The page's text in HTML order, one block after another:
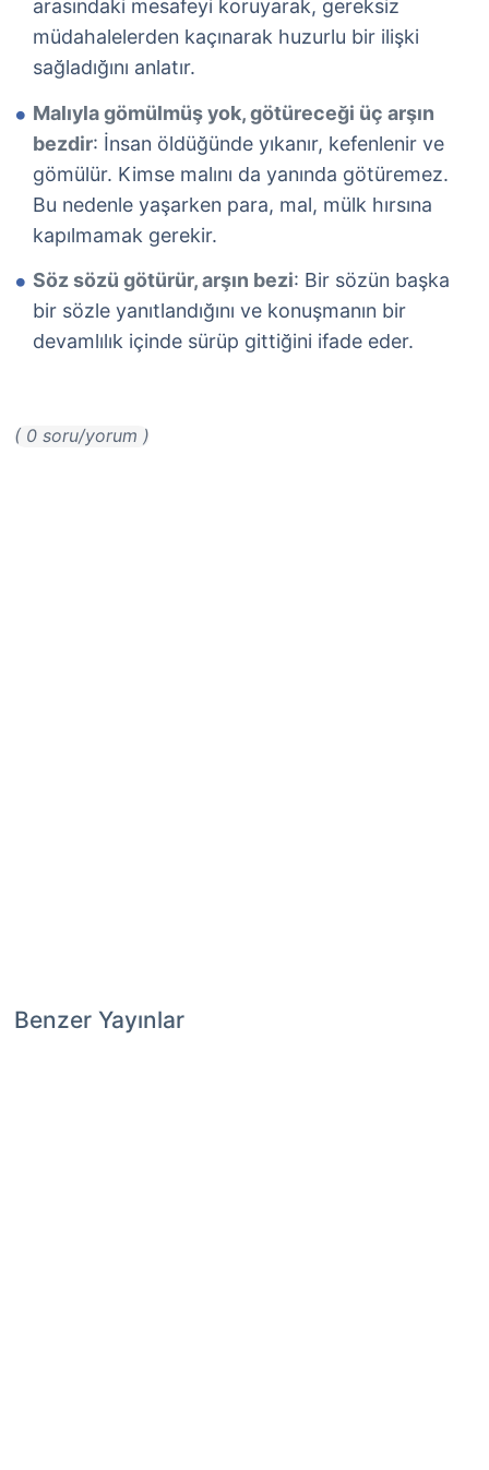
arasındaki mesafeyi koruyarak, gereksiz
müdahalelerden kaçınarak huzurlu bir ilişki
sağladığını anlatır.
Malıyla gömülmüş yok, götüreceği üç arşın
bezdir: İnsan öldüğünde yıkanır, kefenlenir ve
gömülür. Kimse malını da yanında götüremez.
Bu nedenle yaşarken para, mal, mülk hırsına
kapılmamak gerekir.
Söz sözü götürür, arşın bezi: Bir sözün başka
bir sözle yanıtlandığını ve konuşmanın bir
devamlılık içinde sürüp gittiğini ifade eder.
( 0 soru/yorum )
Benzer Yayınlar